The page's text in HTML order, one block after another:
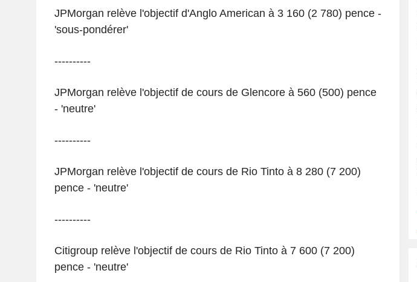
JPMorgan relève l'objectif d'Anglo American à 3 160 (2 780) pence -
'sous-pondérer'
----------
JPMorgan relève l'objectif de cours de Glencore à 560 (500) pence
- 'neutre'
----------
JPMorgan relève l'objectif de cours de Rio Tinto à 8 280 (7 200)
pence - 'neutre'
----------
Citigroup relève l'objectif de cours de Rio Tinto à 7 600 (7 200)
pence - 'neutre'